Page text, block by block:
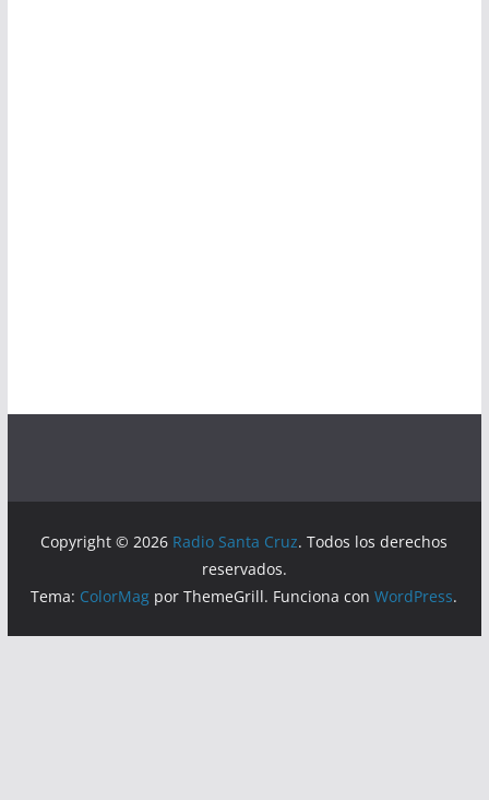
Copyright © 2026 Radio Santa Cruz. Todos los derechos
reservados.
Tema: ColorMag por ThemeGrill. Funciona conWordPress.